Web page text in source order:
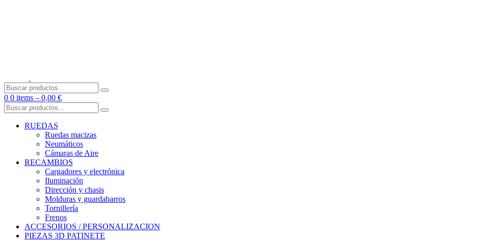
Buscar
por:
0 0 items – 0,00 €
Buscar
por:
RUEDAS
Ruedas macizas
Neumáticos
Cámaras de Aire
RECAMBIOS
Cargadores y electrónica
Iluminación
Dirección y chasis
Molduras y guardabarros
Tornillería
Frenos
ACCESORIOS / PERSONALIZACION
PIEZAS 3D PATINETE